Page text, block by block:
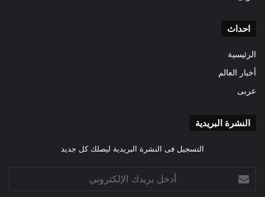
احداث
الرئيسية
أخبار العالم
عربى
النشرة البريدية
التسجيل فى النشرة البريدية ليصلك كل جديد
بريدك